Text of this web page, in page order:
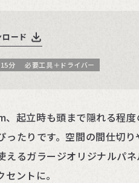
ード
分 必要工具＋ドライバー
起立時も頭まで隠れる程度
ったりです。空間の間仕切
えるガラージオリジナルパ
ントに。